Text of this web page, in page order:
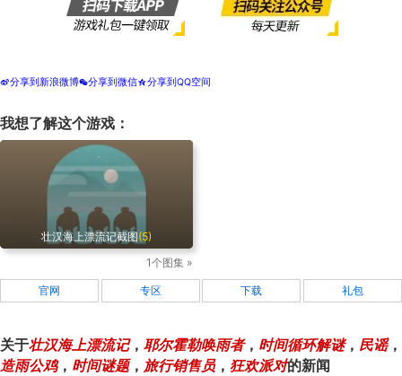
t分享到新浪微博w分享到微信z分享到QQ空间
我想了解这个游戏：
壮汉海上漂流记截图(5)
1个图集 »
官网 专区 下载 礼包
关于壮汉海上漂流记， 耶尔霍勒唤雨者， 时间循环解谜， 民谣，
造雨公鸡， 时间谜题， 旅行销售员， 狂欢派对的新闻